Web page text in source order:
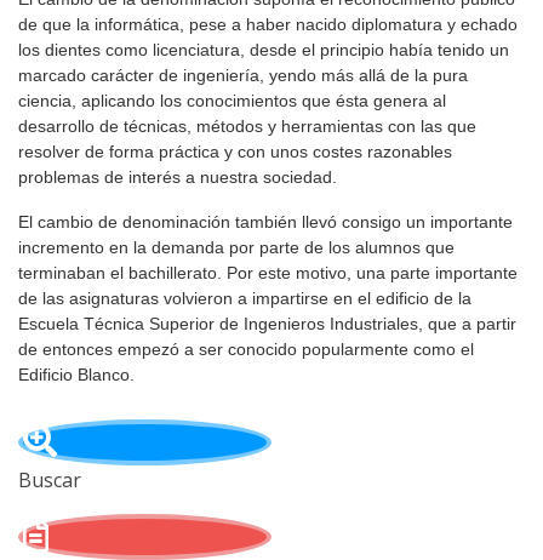
de que la informática, pese a haber nacido diplomatura y echado
los dientes como licenciatura, desde el principio había tenido un
marcado carácter de ingeniería, yendo más allá de la pura
ciencia, aplicando los conocimientos que ésta genera al
desarrollo de técnicas, métodos y herramientas con las que
resolver de forma práctica y con unos costes razonables
problemas de interés a nuestra sociedad.
El cambio de denominación también llevó consigo un importante
incremento en la demanda por parte de los alumnos que
terminaban el bachillerato. Por este motivo, una parte importante
de las asignaturas volvieron a impartirse en el edificio de la
Escuela Técnica Superior de Ingenieros Industriales, que a partir
de entonces empezó a ser conocido popularmente como el
Edificio Blanco.
Buscar